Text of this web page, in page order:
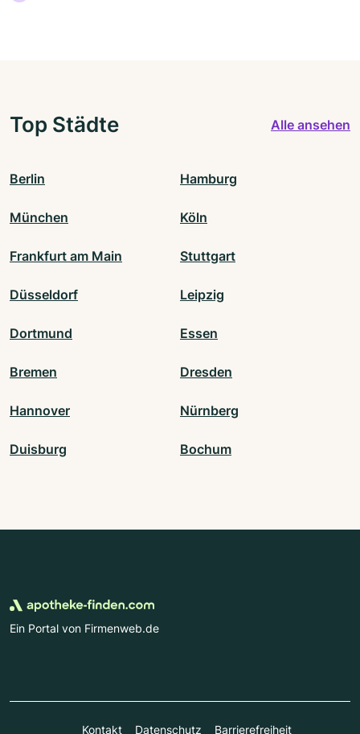
Top Städte Alle ansehen
Berlin Hamburg
München Köln
Frankfurt am Main Stuttgart
Düsseldorf Leipzig
Dortmund Essen
Bremen Dresden
Hannover Nürnberg
Duisburg Bochum
Ein Portal von Firmenweb.de
Kontakt Datenschutz Barrierefreiheit